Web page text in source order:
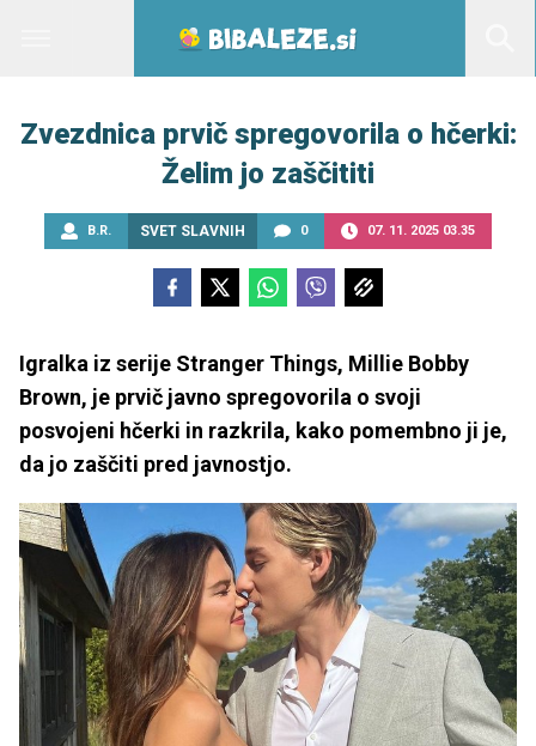
Zvezdnica prvič spregovorila o hčerki:
Želim jo zaščititi
B.R. SVET SLAVNIH 0 07. 11. 2025 03.35
Igralka iz serije Stranger Things, Millie Bobby
Brown, je prvič javno spregovorila o svoji
posvojeni hčerki in razkrila, kako pomembno ji je,
da jo zaščiti pred javnostjo.